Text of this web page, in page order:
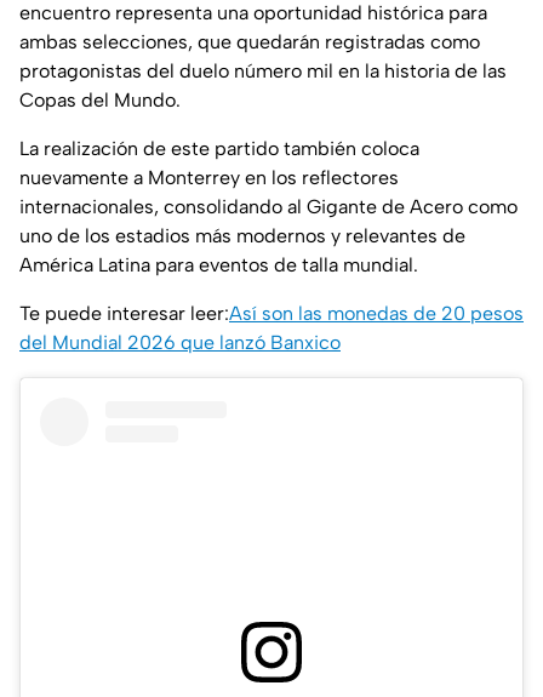
encuentro representa una oportunidad histórica para
ambas selecciones, que quedarán registradas como
protagonistas del duelo número mil en la historia de las
Copas del Mundo.
La realización de este partido también coloca
nuevamente a Monterrey en los reflectores
internacionales, consolidando al Gigante de Acero como
uno de los estadios más modernos y relevantes de
América Latina para eventos de talla mundial.
Te puede interesar leer:Así son las monedas de 20 pesos
del Mundial 2026 que lanzó Banxico